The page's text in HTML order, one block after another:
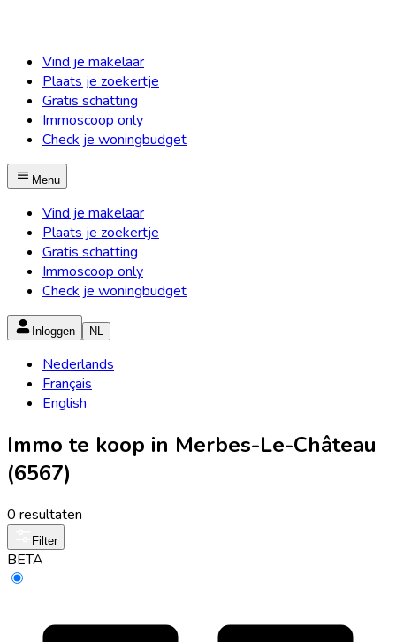
Vind je makelaar
Plaats je zoekertje
Gratis schatting
Immoscoop only
Check je woningbudget
Menu
Vind je makelaar
Plaats je zoekertje
Gratis schatting
Immoscoop only
Check je woningbudget
Inloggen NL
Nederlands
Français
English
Immo te koop in Merbes-Le-Château
(6567)
0 resultaten
Filter
BETA